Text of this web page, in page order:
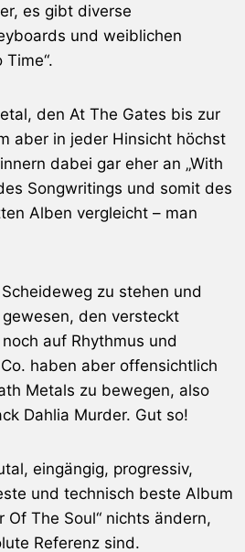
es gibt diverse
und weiblichen
den At The Gates bis zur
aber in jeder Hinsicht höchst
dabei gar eher an „With
Songwritings und somit des
Alben vergleicht – man
zu stehen und
den versteckt
auf Rhythmus und
haben aber offensichtlich
Metals zu bewegen, also
Dahlia Murder. Gut so!
eingängig, progressiv,
und technisch beste Album
The Soul“ nichts ändern,
Referenz sind.